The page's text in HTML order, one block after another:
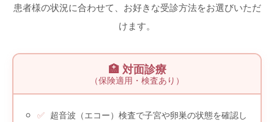
患者様の状況に合わせて、お好きな受診方法をお選びいただ
けます。
🏥 対面診療
（保険適用・検査あり）
超音波（エコー）検査で子宮や卵巣の状態を確認し